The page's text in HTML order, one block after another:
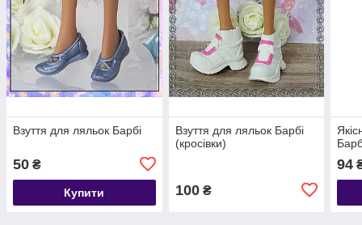
Взуття для ляльок Барбі
50 ₴
Купити
Взуття для ляльок Барбі
(кросівки)
100₴
94